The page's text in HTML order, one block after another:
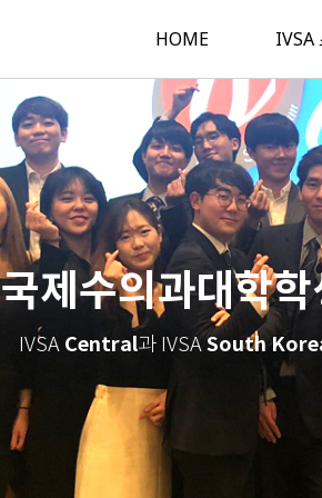
HOME IVSA
국제수의과대학학
IVSA Central과 IVSA South